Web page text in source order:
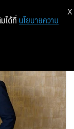
ได้ที่ นโยบายความ
X